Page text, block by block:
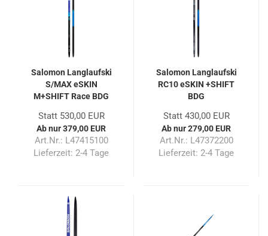
Salomon Langlaufski
S/MAX eSKIN
M+SHIFT Race BDG
Statt 530,00 EUR
Ab nur 379,00 EUR
Art.Nr.: L47415100
Lieferzeit: 2-4 Tage
Salomon Langlaufski
RC10 eSKIN +SHIFT
BDG
Statt 430,00 EUR
Ab nur 279,00 EUR
Art.Nr.: L47372200
Lieferzeit: 2-4 Tage